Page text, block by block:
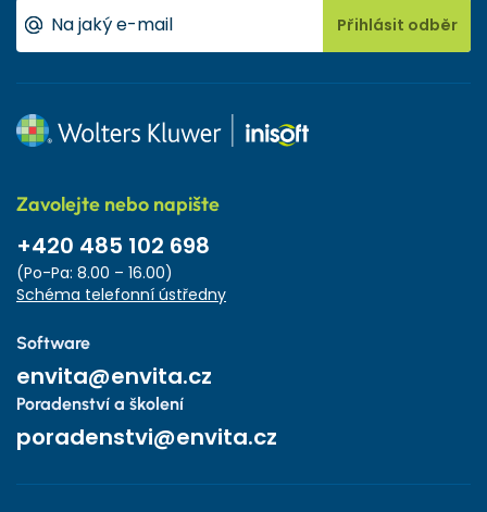
Přihlásit odběr
Zavolejte nebo napište
+420 485 102 698
(Po-Pa: 8.00 – 16.00)
Schéma telefonní ústředny
Software
envita@envita.cz
Poradenství a školení
poradenstvi@envita.cz